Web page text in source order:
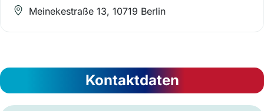
Meinekestraße 13, 10719 Berlin
Kontaktdaten